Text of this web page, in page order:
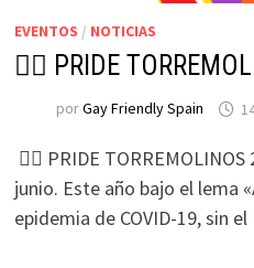
EVENTOS / NOTICIAS
🏳‍🌈 PRIDE
porGay Friendly Spain
🏳‍🌈 PRIDE
junio. Este año bajo el lema
epidemia de COVID-19, sin